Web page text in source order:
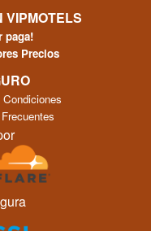
VIPMOTELS
paga!
Precios